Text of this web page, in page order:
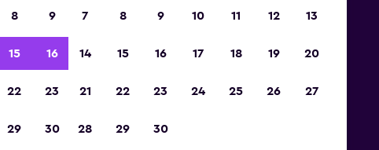
8 9
15 16
22 23
29 30
7 8 9 10 11 12 13
14 15 16 17 18 19 20
21 22 23 24 25 26 27
28 29 30